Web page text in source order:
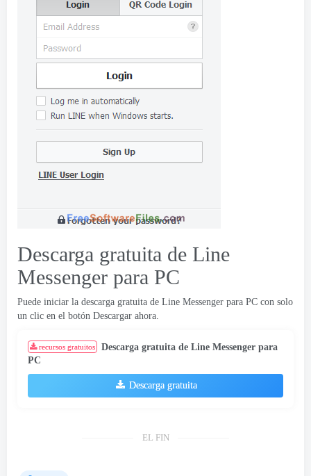
Descarga gratuita de Line
Messenger para PC
Puede iniciar la descarga gratuita de Line Messenger para PC con solo
un clic en el botón Descargar ahora.
recursos gratuitos
Descarga gratuita de Line Messenger para
PC
Descarga gratuita
EL FIN